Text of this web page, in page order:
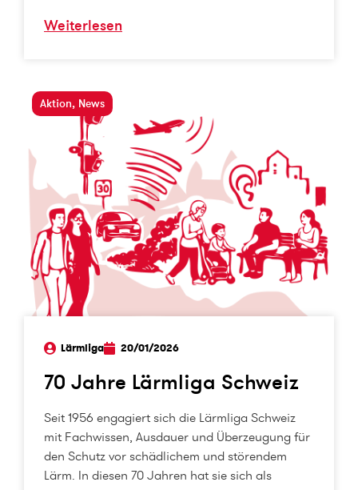
Weiterlesen
Aktion, News
Lärmliga 20/01/2026
70 Jahre Lärmliga Schweiz
Seit 1956 engagiert sich die Lärmliga Schweiz
mit Fachwissen, Ausdauer und Überzeugung für
den Schutz vor schädlichem und störendem
Lärm. In diesen 70 Jahren hat sie sich als